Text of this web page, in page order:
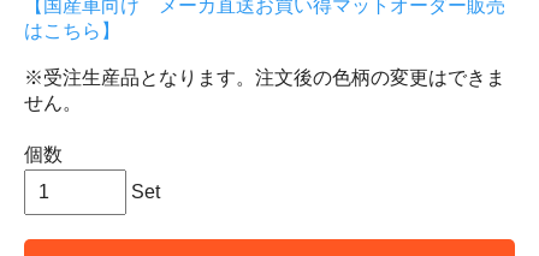
【国産車向け メーカ直送お買い得マットオーダー販売
はこちら】
※受注生産品となります。注文後の色柄の変更はできま
せん。
個数
Set